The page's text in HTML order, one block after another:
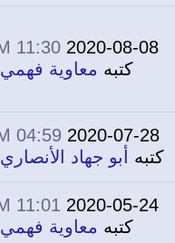
2020-08-08
11:30 PM
كتبه معاوية فهمي
2020-07-28
04:59 PM
كتبه
أبو جهاد الأنصاري
2020-05-24
11:01 AM
كتبه معاوية فهمي